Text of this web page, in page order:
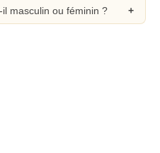
masculin ou féminin ?